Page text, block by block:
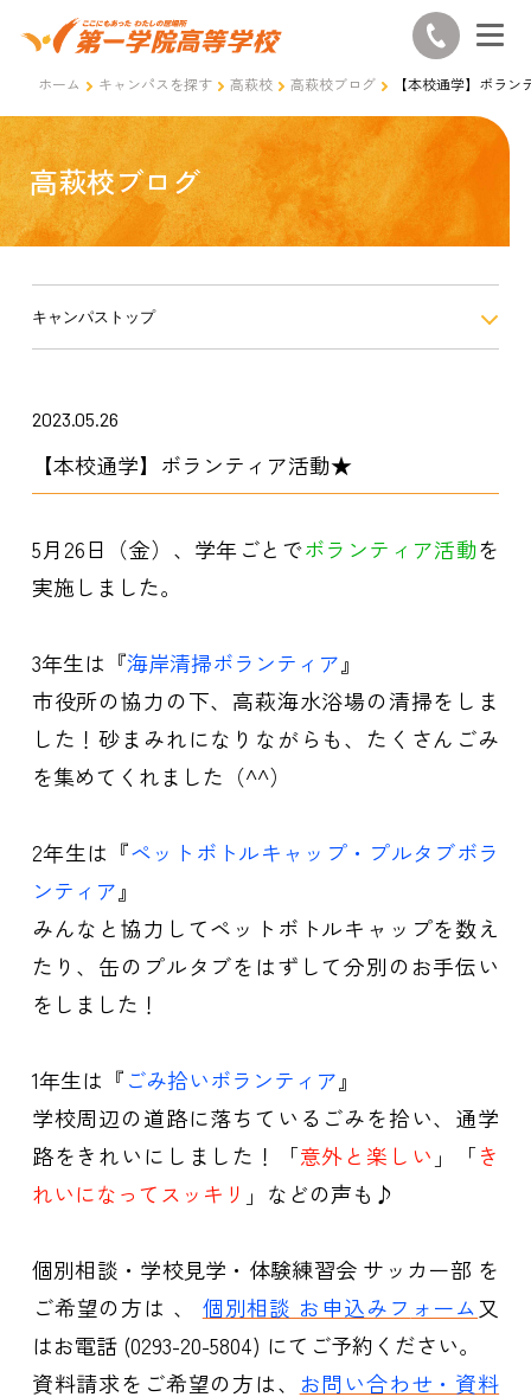
ホーム キャンパスを探す 高萩校 高萩校ブログ 【本校通学】ボラ
高萩校ブログ
キャンパストップ
2023.05.26
【本校通学】ボランティア活動★
5月26日（金）、学年ごとでボランティア活動を
実施しました。
3年生は『海岸清掃ボランティア 』
市役所の協力の下、高萩海水浴場の清掃をしま
した！砂まみれになりながらも、たくさんごみ
を集めてくれました（^^）
2年生は『ペットボトルキャップ・プルタブボラ
ンティア 』
みんなと協力してペットボトルキャップを数え
たり、缶のプルタブをはずして分別のお手伝い
をしました！
1年生は『ごみ拾いボランティア 』
学校周辺の道路に落ちているごみを拾い、通学
路をきれいにしました！「意外と楽しい 」「き
れいになってスッキリ 」などの声も♪
個別相談 ・学校見学・体験練習会 サッカー部 を
ご希望の方は 、 個別相談 お申込みフ ォーム又
はお電話 (0293-20-5804) にてご予約ください。
資料請求をご希望の方は、 お問い合わせ・資料